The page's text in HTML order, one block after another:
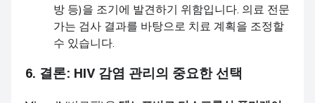
방 등)을 조기에 발견하기 위함입니다. 의료 전문
가는 검사 결과를 바탕으로 치료 계획을 조정할
수 있습니다.
6. 결론: HIV 감염 관리의 중요한 선택